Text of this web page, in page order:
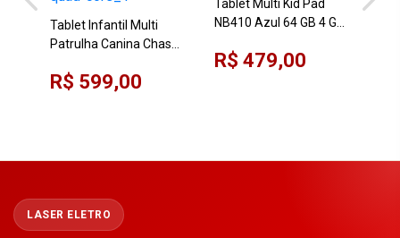
Tablet Infantil Multi
Patrulha Canina Chase
Case Wi-Fi Tela 7"
R$ 599,00
Tablet Multi Kid Pad
NB410 Azul 64 GB 4 GB
Android 13 Quad Core
R$ 479,00
LASER ELETRO